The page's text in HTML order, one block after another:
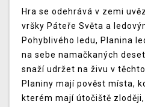
Hra se odehrává v zemi
vršky Páteře Světa a
Pohyblivého ledu, Planina
na sebe namačkaných
snaží udržet na živu v
Planiny mají pověst místa,
kterém mají útočiště